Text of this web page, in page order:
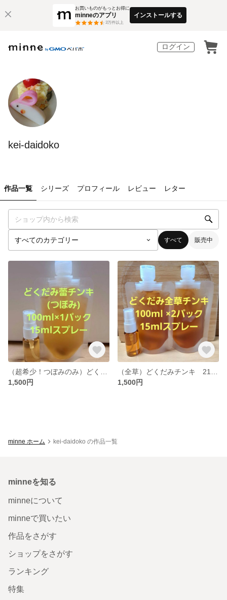
お買いものがもっとお得に
minneのアプリ
3万件以上
インストールする
ログイン
kei-daidoko
作品一覧 シリーズ プロフィール レビュー レター
すべて 販売中
1,500円
1,500円
minne ホーム kei-daidoko の作品一覧
minneを知る
minneについて
minneで買いたい
作品をさがす
ショップをさがす
ランキング
特集